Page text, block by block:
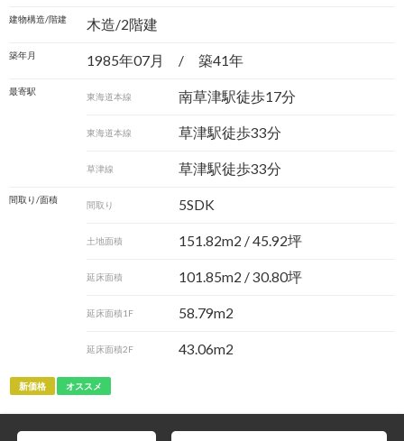
建物構造/階建 木造/2階建
築年月 1985年07月 / 築41年
最寄駅 東海道本線 南草津駅徒歩17分
東海道本線 草津駅徒歩33分
草津線 草津駅徒歩33分
間取り/面積 間取り 5SDK
土地面積 151.82m2 / 45.92坪
延床面積 101.85m2 / 30.80坪
延床面積1F 58.79m2
延床面積2F 43.06m2
新価格 オススメ